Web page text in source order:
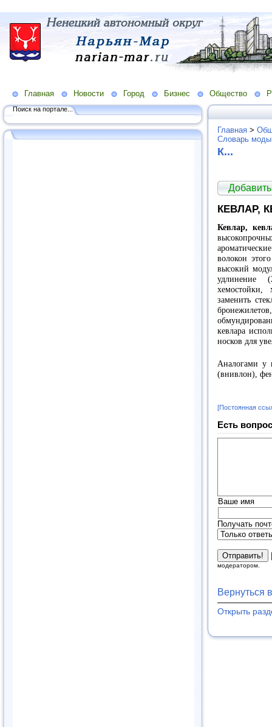
Главная Новости Город Бизнес Общество
Поиск на портале...
Главная >
Словарь
К...
КЕВЛАР,
Кевлар,
волокон
высокий
удлинение
хемостойки,
заменить
кевлара
носков для
Аналогами у
(внивлон),
[Постоянная
Есть
Ваше имя
Получать
модератором.
Вернуться
Открыть